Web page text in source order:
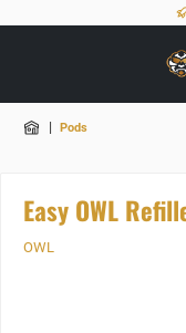
| Pods
Easy OWL
OWL